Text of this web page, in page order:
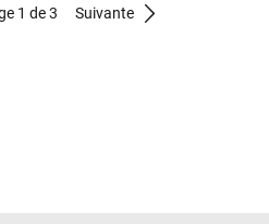
1 de 3 Suivante